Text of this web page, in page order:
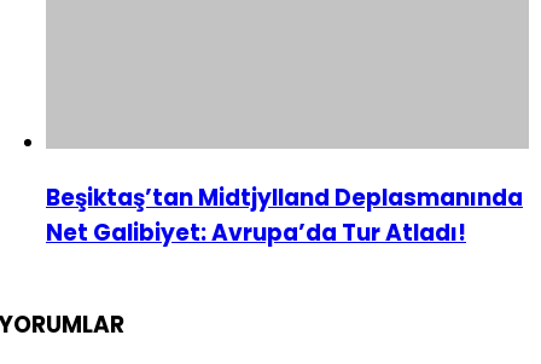
Beşiktaş’tan Midtjylland Deplasmanında
Net Galibiyet: Avrupa’da Tur Atladı!